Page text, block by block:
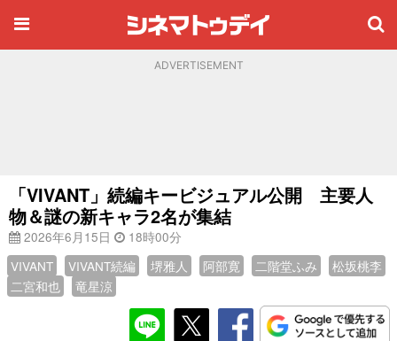
ADVERTISEMENT
「VIVANT」続編キービジュアル公開 主要人
物＆謎の新キャラ2名が集結
2026年6月15日
18時00分
VIVANT
VIVANT続編 堺雅人 阿部寛 二階堂ふみ
松坂桃李
二宮和也
竜星涼